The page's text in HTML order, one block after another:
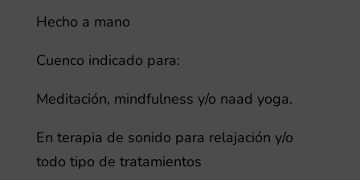
Hecho a mano
Cuenco indicado para:
Meditación, mindfulness y/o naad yoga.
En terapia de sonido para relajación y/o
todo tipo de tratamientos